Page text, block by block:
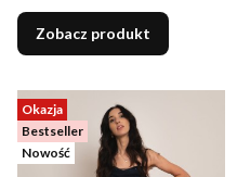
Zobacz produkt
Okazja
Bestseller
Nowość